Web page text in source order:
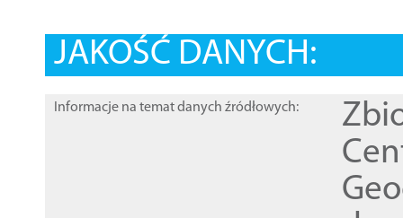
JAKOŚĆ DANYCH:
Informacje na temat danych źródłowych: